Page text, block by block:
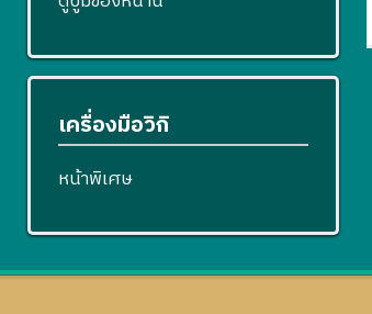
เครื่องมือวิกิ
หน้าพิเศษ